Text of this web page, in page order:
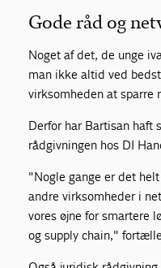
Gode råd og
Noget af det, de unge
man ikke altid ved
virksomheden at sparre
Derfor har Bartisan
rådgivningen hos DI
"Nogle gange er det
andre virksomheder i
vores øjne for smartere
og supply chain,"